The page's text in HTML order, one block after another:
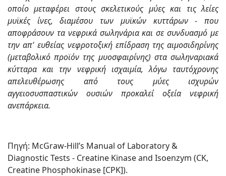
οποίο μεταφέρει στους σκελετικούς μύες και τις λείες
μυϊκές ίνες, διαμέσου των μυϊκών κυττάρων - που
αποφράσουν τα νεφρικά σωληνάρια και σε συνδυασμό με
την απ' ευθείας νεφροτοξική επίδραση της αιμοσιδηρίνης
(μεταβολικό προϊόν της μυοσφαιρίνης) στα σωληναριακά
κύτταρα και την νεφρική ισχαιμία, λόγω ταυτόχρονης
απελευθέρωσης από τους μύες ισχυρών
αγγειοσυσπαστικών ουσιών προκαλεί οξεία νεφρική
ανεπάρκεια.
Πηγή: McGraw-Hill’s Manual of Laboratory &
Diagnostic Tests - Creatine Kinase and Isoenzym (CK,
Creatine Phosphokinase [CPK]).